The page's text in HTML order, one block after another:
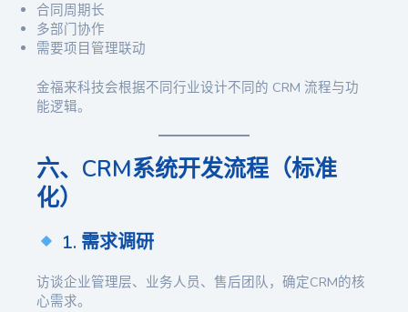
合同周期长
多部门协作
需要项目管理联动
金福来科技会根据不同行业设计不同的 CRM 流程与功
能逻辑。
六、CRM系统开发流程（标准
化）
1. 需求调研
访谈企业管理层、业务人员、售后团队，确定CRM的核
心需求。